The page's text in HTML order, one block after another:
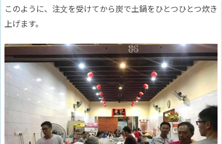
このように、注文を受けてから炭で土鍋をひとつひとつ炊き
上げます。